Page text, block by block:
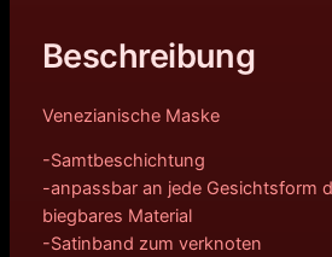
Beschreibung
Venezianische Maske
-Samtbeschichtung
-anpassbar an jede Gesichtsform
biegbares Material
-Satinband zum verknoten